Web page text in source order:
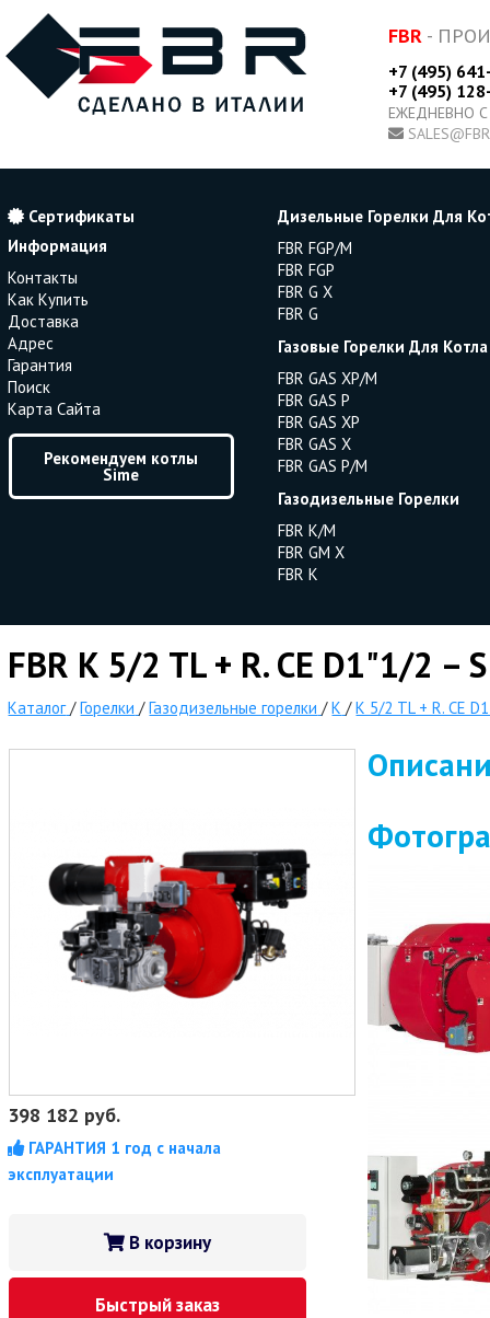
FBR -
+7 (495)
+7 (495)
ЕЖЕДНЕВНО
Сертификаты
Информация
Контакты
Как Купить
Доставка
Адрес
Гарантия
Поиск
Карта Сайта
Рекомендуем котлы
Sime
Дизельные Горелки Для
FBR FGP/M
FBR FGP
FBR G X
FBR G
Газовые Горелки Для Котла
FBR GAS XP/M
FBR GAS P
FBR GAS XP
FBR GAS X
FBR GAS P/M
Газодизельные Горелки
FBR K/M
FBR GM X
FBR K
FBR K 5/2 TL + R. CE D1"1/2 –
Каталог /Горелки /Газодизельные горелки /K /K 5/2 TL + R. CE
398 182 руб.
ГАРАНТИЯ 1 год с начала
эксплуатации
В корзину
Быстрый заказ